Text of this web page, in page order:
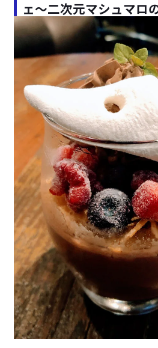
ェ～二次元マシュマロ